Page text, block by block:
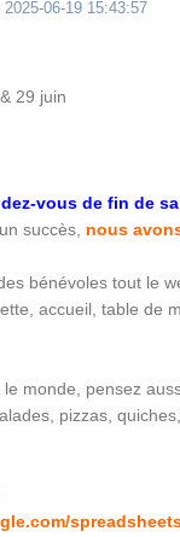
2025-06-19 15:43:57
29 juin
vous de fin de
succès, nous
bénévoles tout le
accueil, table de
monde, pensez
pizzas,